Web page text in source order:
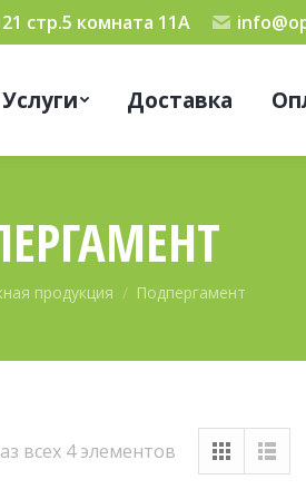
стр.5 комната 11А
Услуги Доставка
продукция Подпергамент
всех 4 элементов